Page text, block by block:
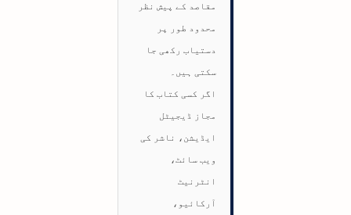
مقاصد کے پیش نظر
محدود طور پر
دستیاب رکھی جا
سکتی ہیں۔
اگر کسی کتاب کا
مجاز ڈیجیٹل
ایڈیشن، ناشر کی
ویب سائٹ،
انٹرنیٹ
آرکائیو،